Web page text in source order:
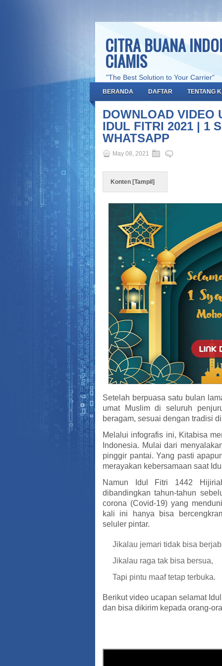
CITRA BUANA
CIAMIS
"The Best Solution to Your Carrier"
BERANDA DAFTAR TENTANG
DOWNLOAD VIDEO
IDUL FITRI 2021 | 1
WHATSAPP
May 08, 2021
Konten [Tampil ]
Setelah berpuasa satu bulan
umat Muslim di seluruh
beragam, sesuai dengan tradisi
Melalui infografis ini, Kitabisa
Indonesia. Mulai dari
pinggir pantai. Yang pasti
merayakan kebersamaan saat
Namun Idul Fitri 1442
dibandingkan tahun-tahun
corona (Covid-19) yang
kali ini hanya bisa
seluler pintar.
Jikalau jemari tidak bisa
Jikalau raga tak bisa bersua,
Tapi pintu maaf tetap terbuka.
Berikut video ucapan selamat
dan bisa dikirim kepada orang-